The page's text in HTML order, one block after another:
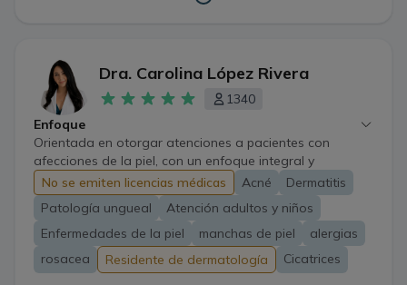
Dra. Carolina López Rivera
1340
Enfoque
Orientada en otorgar atenciones a pacientes con
afecciones de la piel, con un enfoque integral y
personalizado. En el área de medicina laboral, cuento
además con amplia experiencia en enfermedades
derivadas del trabajo, tanto dermatológicas como de la
esfera de salud mental tan predominantes como el
estrés laboral, ayudando mediante terapias accesibles y
la intervención de los estilos de vida.
No se emiten licencias médicas Acné
Dermatitis
Patología ungueal
Atención adultos y niños
Enfermedades de la piel
manchas de piel
alergias
rosacea
Residente de dermatología Cicatrices